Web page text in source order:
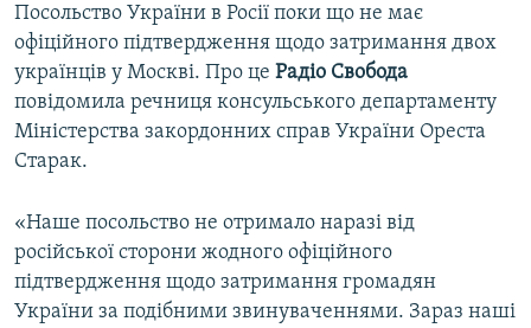
пошуку
ІНТЕРВ'Ю
ВСЕ ЗА ДЕНЬ
СПЕЦПРОЕКТИ
ДЕПОРТАЦІЯ
СВІДЧЕННЯ ОКУПАЦІЇ
ІНФОГРАФІКА
ЯК ОБІЙТИ БЛОКУВАННЯ
Qırımtatar
ДОЛУЧАЙСЯ!
Посольство України в Росії поки що не має
офіційного підтвердження щодо затримання двох
українців у Москві. Про це Радіо Свобода
повідомила речниця консульського департаменту
Міністерства закордонних справ України Ореста
Старак.
«Наше посольство не отримало наразі від
російської сторони жодного офіційного
підтвердження щодо затримання громадян
України за подібними звинуваченнями. Зараз наші